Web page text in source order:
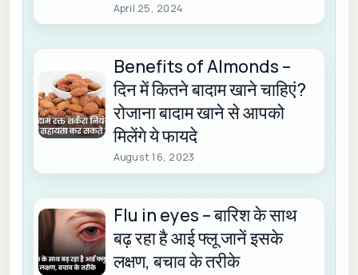
April 25, 2024
Benefits of Almonds –
दिन में कितने बादाम खाने चाहिएं?
रोजाना बादाम खाने से आपको
मिलेंगे ये फायदे
August 16, 2023
Flu in eyes – बारिश के साथ
बढ़ रहा है आई फ्लू जानें इसके
लक्षण, बचाव के तरीके